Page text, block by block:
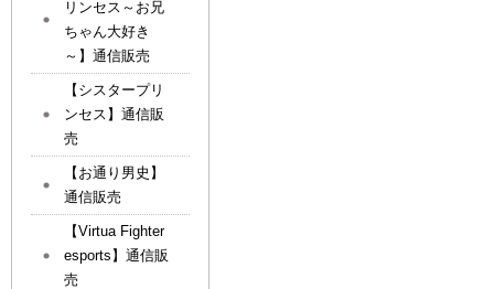
リンセス～お兄
ちゃん大好き
～】通信販売
【シスタープリ
ンセス】通信販
売
【お通り男史】
通信販売
【Virtua Fighter
esports】通信販
売